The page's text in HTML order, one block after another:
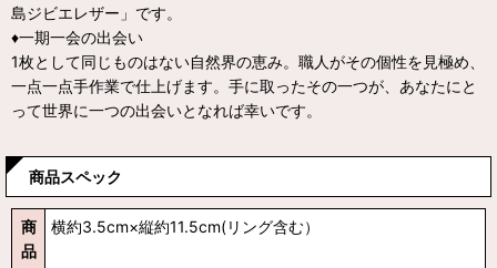
島ジビエレザー」です。
♦一期一会の出会い
1枚として同じものはない自然界の恵み。職人がその個性を見極め、
一点一点手作業で仕上げます。手に取ったその一つが、あなたにと
って世界に一つの出会いとなれば幸いです。
商品スペック
商
品
横約3.5cm×縦約11.5cm(リング含む）